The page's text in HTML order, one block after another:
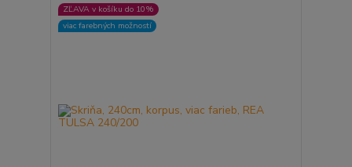
ZĽAVA v košíku do 10%
viac farebných možností